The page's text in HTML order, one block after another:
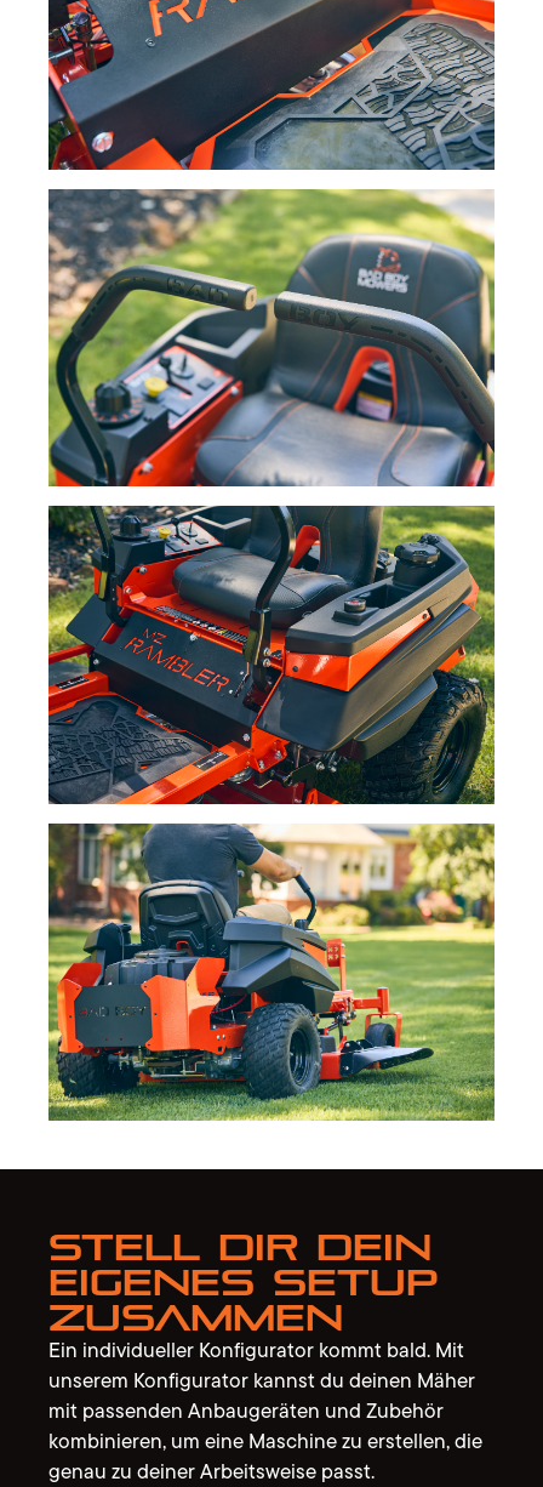
Stell dir dein
eigenes Setup
zusammen
Ein individueller Konfigurator kommt bald. Mit
unserem Konfigurator kannst du deinen Mäher
mit passenden Anbaugeräten und Zubehör
kombinieren, um eine Maschine zu erstellen, die
genau zu deiner Arbeitsweise passt.